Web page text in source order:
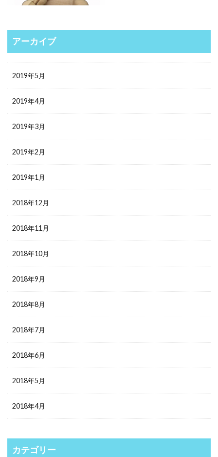
アーカイブ
2019年5月
2019年4月
2019年3月
2019年2月
2019年1月
2018年12月
2018年11月
2018年10月
2018年9月
2018年8月
2018年7月
2018年6月
2018年5月
2018年4月
カテゴリー